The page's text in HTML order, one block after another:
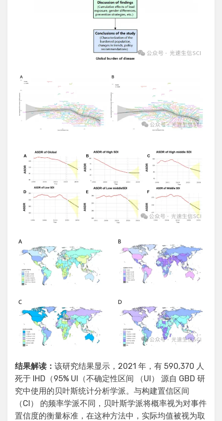
结果解读： 该研究结果显示，2021 年，有 590,370 人
死于 IHD（95% UI（不确定性区间 （UI） 源自 GBD 研
究中使用的贝叶斯统计分析学派。与构建置信区间
（CI） 的频率学派不同，贝叶斯学派将概率视为对事件
置信度的衡量标准，在这种方法中，实际均值被视为取